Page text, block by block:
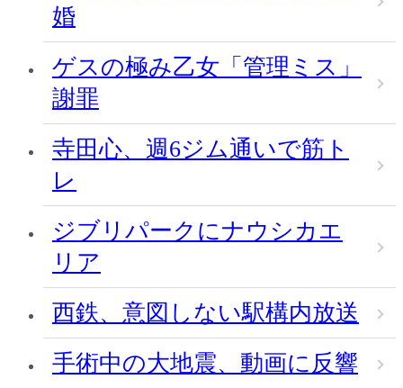
婚
ゲスの極み乙女「管理ミス」
謝罪
寺田心、週6ジム通いで筋ト
レ
ジブリパークにナウシカエ
リア
西鉄、意図しない駅構内放送
手術中の大地震、動画に反響